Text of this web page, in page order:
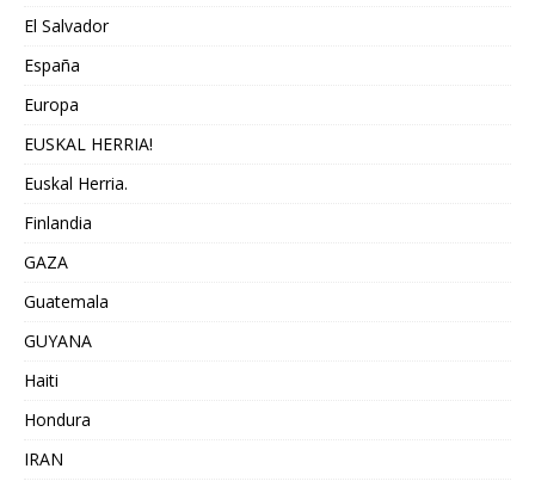
El Salvador
España
Europa
EUSKAL HERRIA!
Euskal Herria.
Finlandia
GAZA
Guatemala
GUYANA
Haiti
Hondura
IRAN